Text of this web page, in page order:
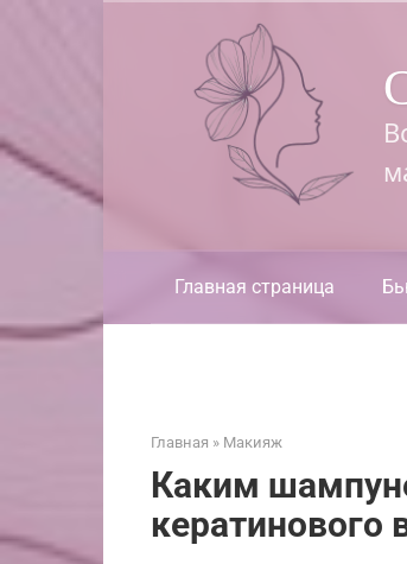
Главная страница
Главная » Макияж
Каким